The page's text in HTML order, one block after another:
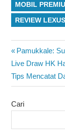
MOBIL
REVIEW LEXUS
pos
Previous
Post:
Pamukkale:
Next
Post:
Live Draw HK
Tips Mencatat
Cari